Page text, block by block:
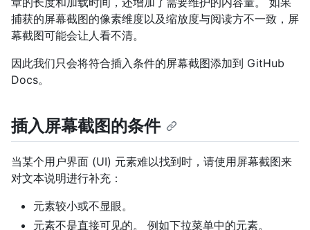
捕获的屏幕截图的像素维度以及缩放度与阅读方不一致，屏
幕截图可能会让人看不清。
因此我们只会将符合插入条件的屏幕截图添加到 GitHub
Docs。
插入屏幕截图的条件
当某个用户界面 (UI) 元素难以找到时，请使用屏幕截图来
对文本说明进行补充：
元素较小或不显眼。
元素不是直接可见的。 例如下拉菜单中的元素。